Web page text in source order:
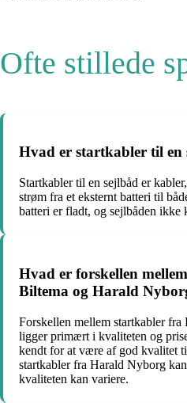
Ofte stillede
Hvad er startkabler til en
Startkabler til en sejlbåd er
strøm fra et eksternt batteri til
batteri er fladt, og sejlbåden ikke
Hvad er forskellen
Biltema og Harald
Forskellen mellem startkabler
ligger primært i kvaliteten og
kendt for at være af god kvalitet
startkabler fra Harald Nyborg
kvaliteten kan variere.